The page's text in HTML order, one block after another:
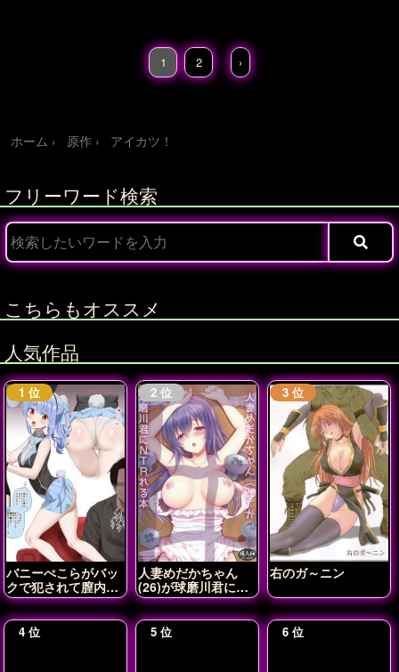
1 2 ›
ホーム 原作 アイカツ！
フリーワード検索
こちらもオススメ
人気作品
バニーぺこらがバッ
クで犯されて膣内射
精されちゃう♡
人妻めだかちゃん
(26)が球磨川君に
NTRれる本
右のガ～ニン